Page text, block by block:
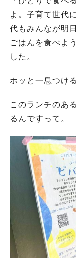
よ。子育て世代
代もみんなが明
ごはんを食べよ
した。
ホッと一息つけ
このランチのあ
るんですって。